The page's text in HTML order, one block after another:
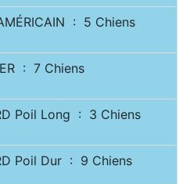
: 5 Chiens
: 7 Chiens
Poil Long : 3 Chiens
Poil Dur : 9 Chiens